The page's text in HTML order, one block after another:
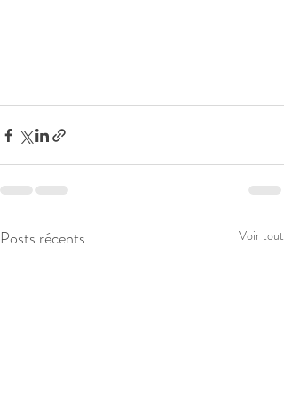
Posts récents Voir tout